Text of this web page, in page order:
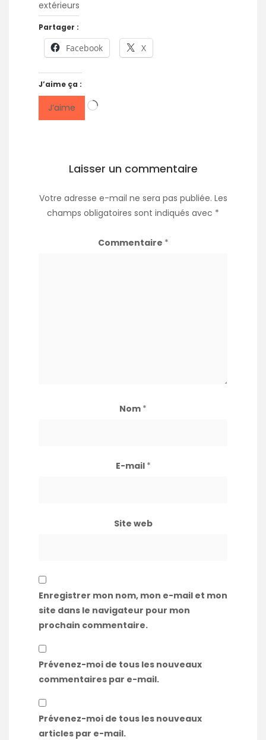
extérieurs
Partager :
Facebook X
J’aime ça :
J’aime Chargement…
Laisser un commentaire
Votre adresse e-mail ne sera pas publiée. Les
champs obligatoires sont indiqués avec *
Commentaire *
Nom *
E-mail *
Site web
Enregistrer mon nom, mon e-mail et mon
site dans le navigateur pour mon
prochain commentaire.
Prévenez-moi de tous les nouveaux
commentaires par e-mail.
Prévenez-moi de tous les nouveaux
articles par e-mail.